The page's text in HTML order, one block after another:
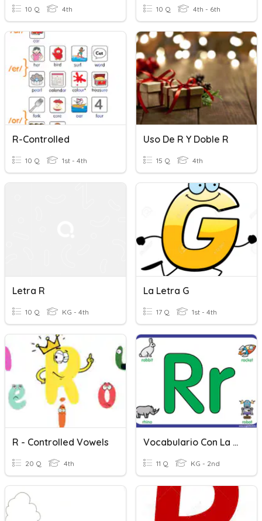
10 Q 4th 10 Q 4th - 6th
R-Controlled
10 Q 1st - 4th
Uso De R Y Doble R
15 Q 4th
Letra R
10 Q KG - 4th
La Letra G
17 Q 1st - 4th
R - Controlled Vowels
20 Q 4th
Vocabulario Con La Letra R
11 Q KG - 2nd